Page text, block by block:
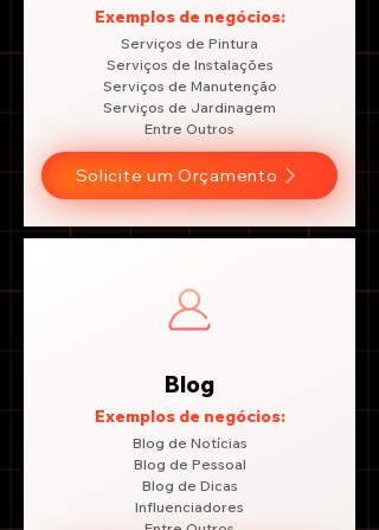
Exemplos de negócios:
Serviços de Pintura
Serviços de Instalações
Serviços de Manutenção
Serviços de Jardinagem
Entre Outros
Solicite um Orçamento
Blog
Exemplos de negócios:
Blog de Notícias
Blog de Pessoal
Blog de Dicas
Influenciadores